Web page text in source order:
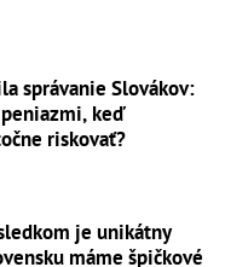
správanie Slovákov:
keď
riskovať?
je unikátny
máme špičkové